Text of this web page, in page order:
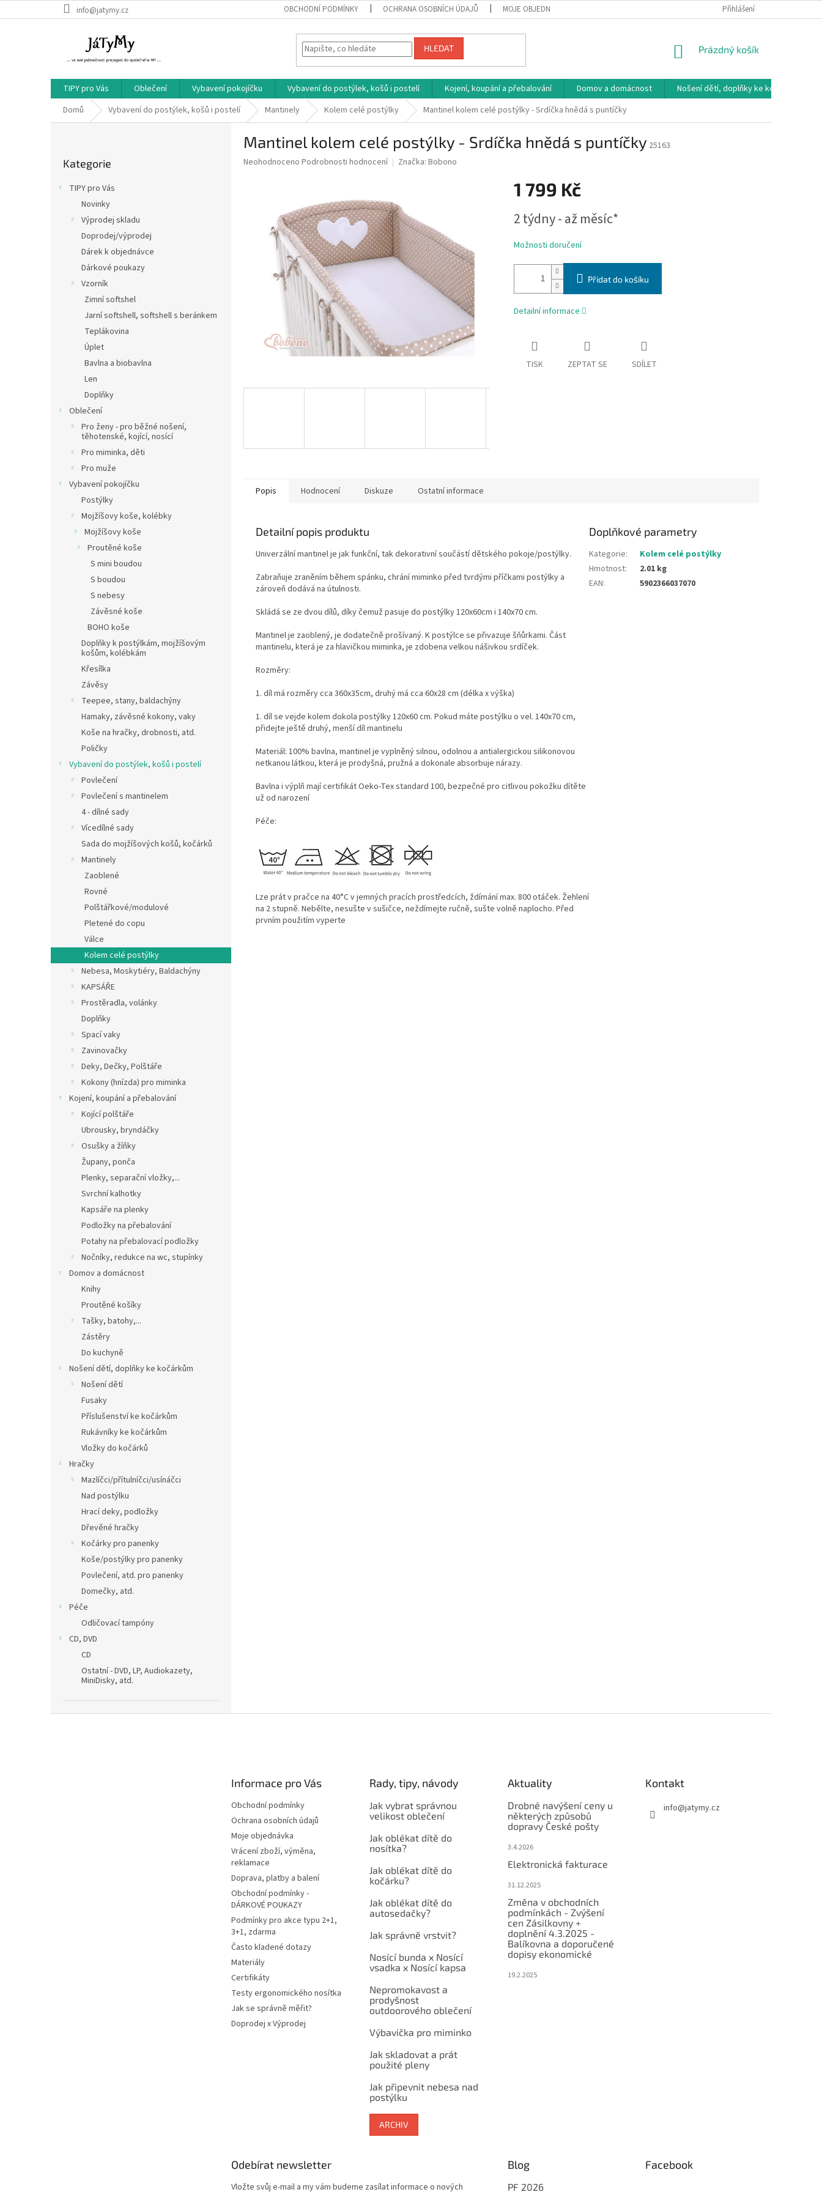
na
info@jatymy.cz OBCHODNÍ PODMÍNKY OCHRANA OSOBNÍCH ÚDAJŮ MOJE OBJEDNÁVKA DOPRAVA, PLATBY A
Přihlášení
HLEDAT
NÁKUPNÍ
Prázdný košík
TIPY pro Vás Oblečení Vybavení pokojíčku Vybavení do postýlek, košů i postelí Kojení, koupání a přebalování Domov a domácnost
Nošení dětí, doplňky ke kočárkům
Domů
Vybavení do postýlek, košů i postelí Mantinely Kolem celé postýlky Mantinel kolem celé postýlky - Srdíčka hnědá s puntíčky
kategorie
Kategorie
TIPY pro Vás
Novinky
Výprodej skladu
Doprodej/výprodej
Dárek k objednávce
Dárkové poukazy
Vzorník
Zimní softshel
Jarní softshell, softshell s beránkem
Teplákovina
Úplet
Bavlna a biobavlna
Len
Doplňky
Oblečení
Pro ženy - pro běžné nošení,
těhotenské, kojící, nosící
Pro miminka, děti
Pro muže
Vybavení pokojíčku
Postýlky
Mojžíšovy koše, kolébky
Mojžíšovy koše
Proutěné koše
S mini boudou
S boudou
S nebesy
Závěsné koše
BOHO koše
Doplňky k postýlkám, mojžíšovým
košům, kolébkám
Křesílka
Závěsy
Teepee, stany, baldachýny
Hamaky, závěsné kokony, vaky
Koše na hračky, drobnosti, atd.
Poličky
Vybavení do postýlek, košů i postelí
Povlečení
Povlečení s mantinelem
4 - dílné sady
Vícedílné sady
Sada do mojžíšových košů, kočárků
Mantinely
Zaoblené
Rovné
Polštářkové/modulové
Pletené do copu
Válce
Kolem celé postýlky
Nebesa, Moskytiéry, Baldachýny
KAPSÁŘE
Prostěradla, volánky
Doplňky
Spací vaky
Zavinovačky
Deky, Dečky, Polštáře
Kokony (hnízda) pro miminka
Kojení, koupání a přebalování
Kojící polštáře
Ubrousky, bryndáčky
Osušky a žíňky
Župany, ponča
Plenky, separační vložky,...
Svrchní kalhotky
Kapsáře na plenky
Podložky na přebalování
Potahy na přebalovací podložky
Nočníky, redukce na wc, stupínky
Domov a domácnost
Knihy
Proutěné košíky
Tašky, batohy,...
Zástěry
Do kuchyně
Nošení dětí, doplňky ke kočárkům
Nošení dětí
Fusaky
Příslušenství ke kočárkům
Rukávníky ke kočárkům
Vložky do kočárků
Hračky
Mazlíčci/přítulníčci/usínáčci
Nad postýlku
Hrací deky, podložky
Dřevěné hračky
Kočárky pro panenky
Koše/postýlky pro panenky
Povlečení, atd. pro panenky
Domečky, atd.
Péče
Odličovací tampóny
CD, DVD
CD
Ostatní - DVD, LP, Audiokazety,
MiniDisky, atd.
Mantinel kolem celé postýlky - Srdíčka hnědá s puntíčky 25163
Průměrné
hvězdiček.
Neohodnoceno Podrobnosti hodnocení Značka: Bobono
1 799 Kč
cena:
2 týdny - až měsíc*
Možnosti doručení
Přidat do košíku
Detailní informace
TISK ZEPTAT SE SDÍLET
Popis Hodnocení Diskuze Ostatní informace
Detailní popis produktu
Univerzální mantinel je jak funkční, tak dekorativní součástí dětského pokoje/postýlky.
Zabraňuje zraněním během spánku, chrání miminko před tvrdými příčkami postýlky a
zároveň dodává na útulnosti.
Skládá se ze dvou dílů, díky čemuž pasuje do postýlky 120x60cm i 140x70 cm.
Mantinel je zaoblený, je dodatečně prošívaný. K postýlce se přivazuje šňůrkami. Část
mantinelu, která je za hlavičkou miminka, je zdobena velkou nášivkou srdíček.
Rozměry:
1. díl má rozměry cca 360x35cm, druhý má cca 60x28 cm (délka x výška)
1. díl se vejde kolem dokola postýlky 120x60 cm. Pokud máte postýlku o vel. 140x70 cm,
přidejte ještě druhý, menší díl mantinelu
Materiál: 100% bavlna, mantinel je vyplněný silnou, odolnou a antialergickou silikonovou
netkanou látkou, která je prodyšná, pružná a dokonale absorbuje nárazy.
Bavlna i výplň mají certifikát Oeko-Tex standard 100, bezpečné pro citlivou pokožku dítěte
už od narození
Péče:
Lze prát v pračce na 40°C v jemných pracích prostředcích, ždímání max. 800 otáček. Žehlení
na 2 stupně. Nebělte, nesušte v sušičce, neždímejte ručně, sušte volně naplocho. Před
prvním použitím vyperte
Doplňkové parametry
Kategorie:
Kolem celé postýlky
Hmotnost:
2.01 kg
EAN: 5902366037070
Informace pro Vás
Obchodní podmínky
Ochrana osobních údajů
Moje objednávka
Vrácení zboží, výměna,
reklamace
Doprava, platby a balení
Obchodní podmínky -
DÁRKOVÉ POUKAZY
Podmínky pro akce typu 2+1,
3+1, zdarma
Často kladené dotazy
Materiály
Certifikáty
Testy ergonomického nosítka
Jak se správně měřit?
Doprodej x Výprodej
Rady, tipy, návody
Jak vybrat správnou
velikost oblečení
Jak oblékat dítě do
nosítka?
Jak oblékat dítě do
kočárku?
Jak oblékat dítě do
autosedačky?
Jak správně vrstvit?
Nosící bunda x Nosící
vsadka x Nosící kapsa
Nepromokavost a
prodyšnost
outdoorového oblečení
Výbavička pro miminko
Jak skladovat a prát
použité pleny
Jak připevnit nebesa nad
postýlku
ARCHIV
Aktuality
Drobné navýšení ceny u
některých způsobů
dopravy České pošty
3.4.2026
Elektronická fakturace
31.12.2025
Změna v obchodních
podmínkách - Zvýšení
cen Zásilkovny +
doplnění 4.3.2025 -
Balíkovna a doporučené
dopisy ekonomické
19.2.2025
Kontakt
info@jatymy.cz
Odebírat newsletter
Vložte svůj e-mail a my vám budeme zasílat informace o nových
Blog
PF 2026
Facebook